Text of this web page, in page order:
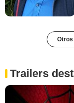
Trailers